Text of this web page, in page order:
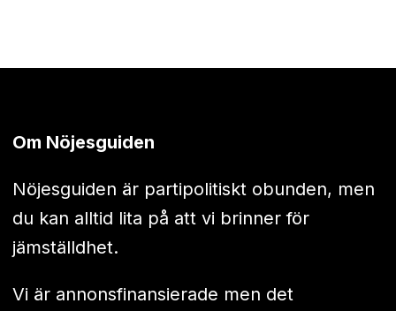
Om Nöjesguiden
Nöjesguiden är partipolitiskt obunden, men
du kan alltid lita på att vi brinner för
jämställdhet.
Vi är annonsfinansierade men det